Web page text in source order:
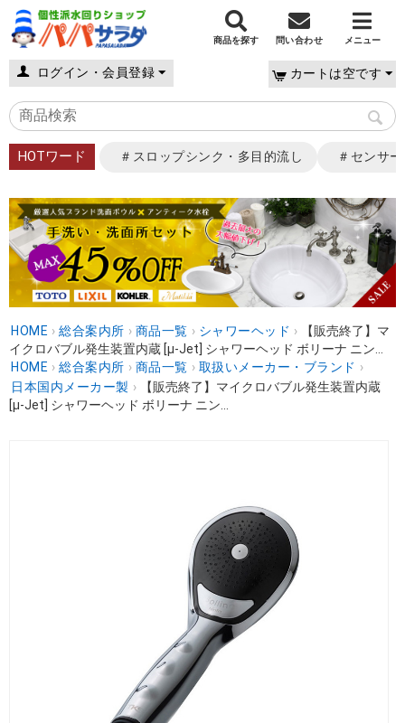
商品を探す 問い合わせ メニュー
ログイン・会員登録 カートは空です
HOTワード ＃スロップシンク・多目的流し ＃センサ
HOME › 総合案内所 › 商品一覧 › シャワーヘッド ›
【販売終了】マ
イクロバブル発生装置内蔵 [μ-Jet] シャワーヘッド ボリーナ ニン...
HOME › 総合案内所 › 商品一覧 › 取扱いメーカー・ブランド ›
日本国内メーカー製 ›
【販売終了】マイクロバブル発生装置内蔵
[μ-Jet] シャワーヘッド ボリーナ ニン...